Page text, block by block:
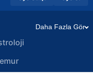
Daha Fazla Gör